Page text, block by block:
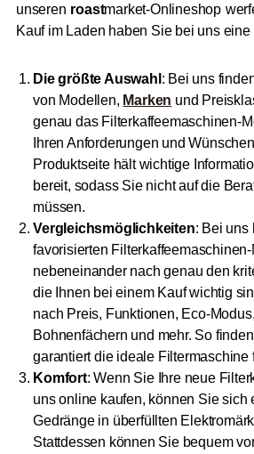
unseren roastmarket-Onlineshop
Kauf im Laden haben Sie bei uns
Die größte Auswahl : Bei uns
von Modellen, Marken und
genau das Filterkaffeemaschinen-
Ihren Anforderungen und
Produktseite hält wichtige
bereit, sodass Sie nicht auf die
müssen.
Vergleichsmöglichkeiten: Bei uns
favorisierten
nebeneinander nach genau den
die Ihnen bei einem Kauf wichtig
nach Preis, Funktionen, Eco-
Bohnenfächern und mehr. So
garantiert die ideale Filtermaschine
Komfort: Wenn Sie Ihre neue
uns online kaufen, können Sie sich
Gedränge in überfüllten
Stattdessen können Sie bequem